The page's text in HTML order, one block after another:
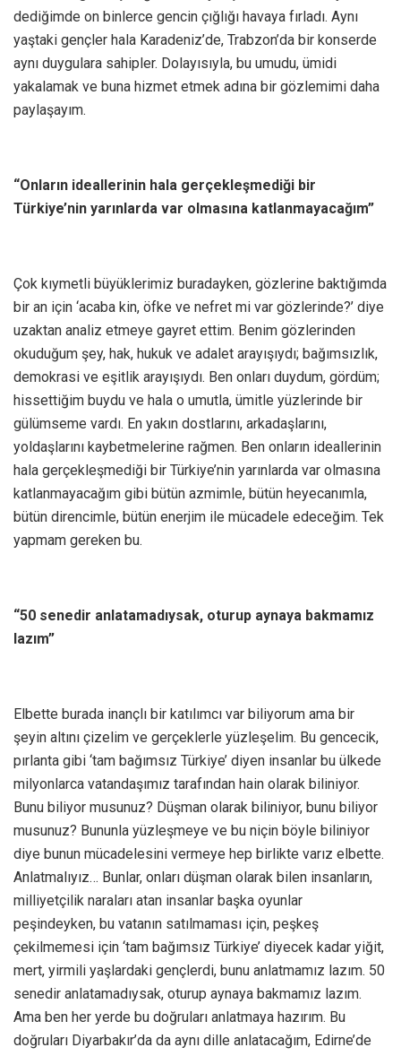
dediğimde on binlerce gencin çığlığı havaya fırladı. Aynı
yaştaki gençler hala Karadeniz’de, Trabzon’da bir konserde
aynı duygulara sahipler. Dolayısıyla, bu umudu, ümidi
yakalamak ve buna hizmet etmek adına bir gözlemimi daha
paylaşayım.
“Onların ideallerinin hala gerçekleşmediği bir
Türkiye’nin yarınlarda var olmasına katlanmayacağım”
Çok kıymetli büyüklerimiz buradayken, gözlerine baktığımda
bir an için ‘acaba kin, öfke ve nefret mi var gözlerinde?’ diye
uzaktan analiz etmeye gayret ettim. Benim gözlerinden
okuduğum şey, hak, hukuk ve adalet arayışıydı; bağımsızlık,
demokrasi ve eşitlik arayışıydı. Ben onları duydum, gördüm;
hissettiğim buydu ve hala o umutla, ümitle yüzlerinde bir
gülümseme vardı. En yakın dostlarını, arkadaşlarını,
yoldaşlarını kaybetmelerine rağmen. Ben onların ideallerinin
hala gerçekleşmediği bir Türkiye’nin yarınlarda var olmasına
katlanmayacağım gibi bütün azmimle, bütün heyecanımla,
bütün direncimle, bütün enerjim ile mücadele edeceğim. Tek
yapmam gereken bu.
“50 senedir anlatamadıysak, oturup aynaya bakmamız
lazım”
Elbette burada inançlı bir katılımcı var biliyorum ama bir
şeyin altını çizelim ve gerçeklerle yüzleşelim. Bu gencecik,
pırlanta gibi ‘tam bağımsız Türkiye’ diyen insanlar bu ülkede
milyonlarca vatandaşımız tarafından hain olarak biliniyor.
Bunu biliyor musunuz? Düşman olarak biliniyor, bunu biliyor
musunuz? Bununla yüzleşmeye ve bu niçin böyle biliniyor
diye bunun mücadelesini vermeye hep birlikte varız elbette.
Anlatmalıyız… Bunlar, onları düşman olarak bilen insanların,
milliyetçilik naraları atan insanlar başka oyunlar
peşindeyken, bu vatanın satılmaması için, peşkeş
çekilmemesi için ‘tam bağımsız Türkiye’ diyecek kadar yiğit,
mert, yirmili yaşlardaki gençlerdi, bunu anlatmamız lazım. 50
senedir anlatamadıysak, oturup aynaya bakmamız lazım.
Ama ben her yerde bu doğruları anlatmaya hazırım. Bu
doğruları Diyarbakır’da da aynı dille anlatacağım, Edirne’de